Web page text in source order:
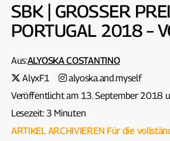
SBK | GROSSER
ORTUGAL 2018 –
Aus:ALYOSKA COSTANTINO
AlyxF1
alyoska.and.myself
Veröffentlicht am 13. September 2018
Lesezeit: 3 Minuten
ARTIKEL ARCHIVIEREN Für die